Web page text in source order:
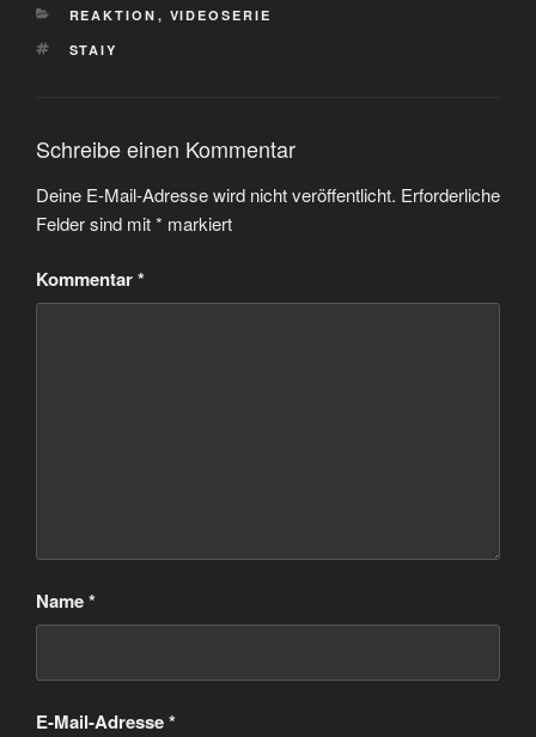
KATEGORIEN
REAKTION , VIDEOSERIE
SCHLAGWÖRTER
STAIY
Schreibe einen Kommentar
Deine E-Mail-Adresse wird nicht veröffentlicht. Erforderliche
Felder sind mit* markiert
Kommentar*
Name*
E-Mail-Adresse*